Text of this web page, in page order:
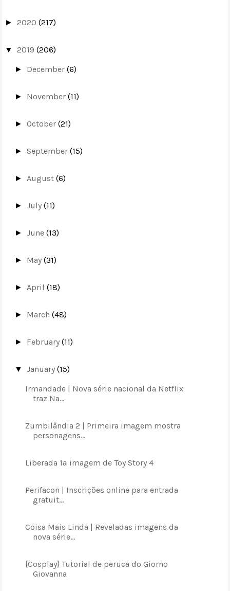
► 2020 (217)
▼ 2019 (206)
► December(6)
► November(11)
►October(21)
►September(15)
► August(6)
►July(11)
►June(13)
► May(31)
► April(18)
► March(48)
► February(11)
▼January(15)
Irmandade | Nova série nacional da Netflix
traz Na...
Zumbilândia 2 | Primeira imagem mostra
personagens...
Liberada 1ª imagem de Toy Story 4
Perifacon | Inscrições online para entrada
gratuit...
Coisa Mais Linda | Reveladas imagens da
nova série...
[Cosplay] Tutorial de peruca do Giorno
Giovanna